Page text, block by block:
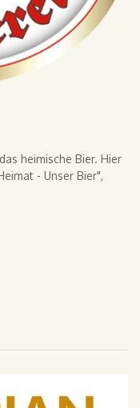
heimische Bier. Hier
- Unser Bier",